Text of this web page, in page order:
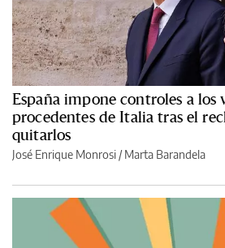
España impone controles a los
procedentes de Italia tras el
quitarlos
José Enrique Monrosi / Marta Barandela